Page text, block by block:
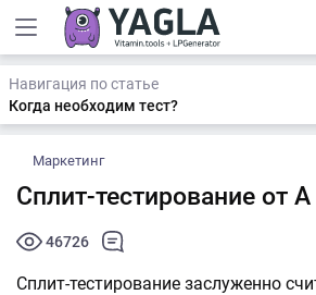
Навигация по статье
Когда необходим тест?
Маркетинг
Сплит-тестирование от
46726
Сплит-тестирование заслуженно